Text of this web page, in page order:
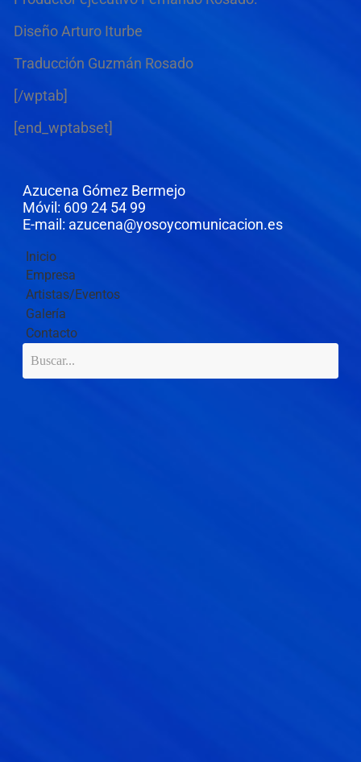
Diseño Arturo Iturbe
Traducción Guzmán Rosado
[/wptab]
[end_wptabset]
Azucena Gómez Bermejo
Móvil: 609 24 54 99
E-mail: azucena@yosoycomunicacion.es
Inicio
Empresa
Artistas/Eventos
Galería
Contacto